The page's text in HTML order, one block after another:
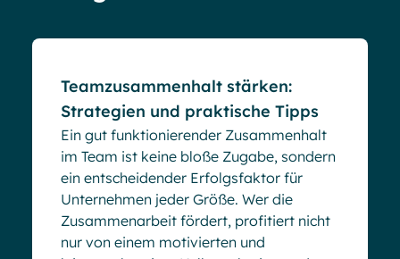
Teamzusammenhalt stärken:
Strategien und praktische Tipps
Ein gut funktionierender Zusammenhalt
im Team ist keine bloße Zugabe, sondern
ein entscheidender Erfolgsfaktor für
Unternehmen jeder Größe. Wer die
Zusammenarbeit fördert, profitiert nicht
nur von einem motivierten und